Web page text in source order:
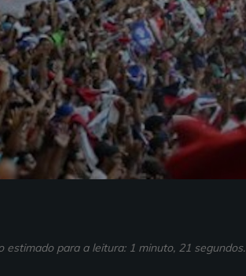
estimado para a leitura: 1 minuto, 21 segundos.